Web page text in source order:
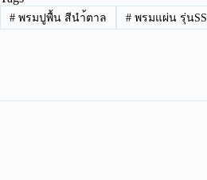
#พรมปูพื้น สีนำ้ตาล #พรมแผ่น รุ่นSS